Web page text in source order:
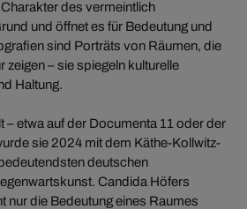
des vermeintlich
und öffnet es für Bedeutung und
sind Porträts von Räumen, die
zeigen – sie spiegeln kulturelle
Haltung.
– etwa auf der Documenta 11 oder der
sie 2024 mit dem Käthe-Kollwitz-
deutschen
Candida Höfers
nur die Bedeutung eines Raumes